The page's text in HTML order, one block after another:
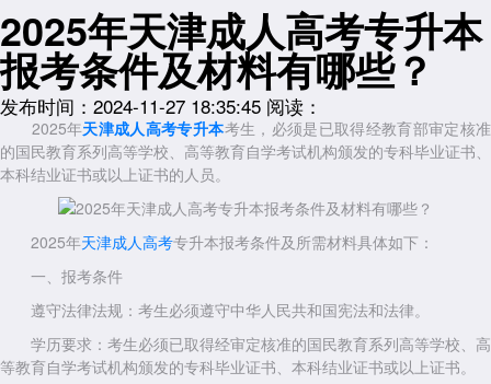
2025年天津成人高考专升本
报考条件及材料有哪些？
发布时间：2024-11-27 18:35:45 阅读：
2025年天津成人高考专升本考生，必须是已取得经教育部审定核准
的国民教育系列高等学校、高等教育自学考试机构颁发的专科毕业证书、
本科结业证书或以上证书的人员。
2025年天津成人高考专升本报考条件及所需材料具体如下：
一、报考条件
遵守法律法规：考生必须遵守中华人民共和国宪法和法律。
学历要求：考生必须已取得经审定核准的国民教育系列高等学校、高
等教育自学考试机构颁发的专科毕业证书、本科结业证书或以上证书。